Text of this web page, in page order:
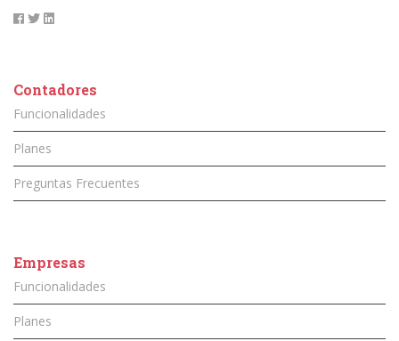
Contadores
Funcionalidades
Planes
Preguntas Frecuentes
Empresas
Funcionalidades
Planes